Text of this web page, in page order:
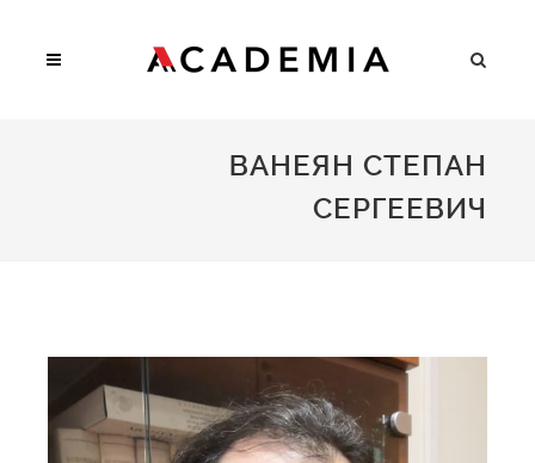
ВАНЕЯН СТЕПАН
СЕРГЕЕВИЧ